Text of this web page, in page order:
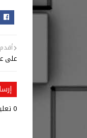
أقدم
على
0 تعليقات